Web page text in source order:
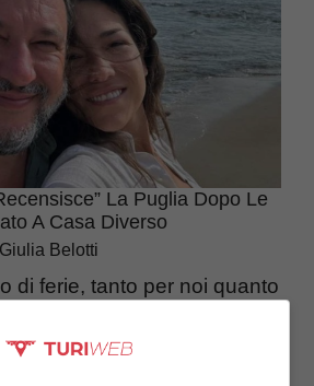
La Puglia Dopo Le
A Casa Diverso
Giulia Belotti
di ferie, tanto per noi quanto
ha detto delle ...